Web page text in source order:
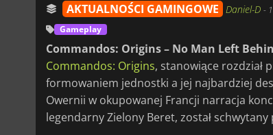
AKTUALNOŚCI GAMINGOWE Daniel-D -
Gameplay
Commandos: Origins – No Man Left
Commandos: Origins, stanowiące rozdział
formowaniem jednostki a jej najbardziej
Owernii w okupowanej Francji narracja
legendarny Zielony Beret, został schwytany